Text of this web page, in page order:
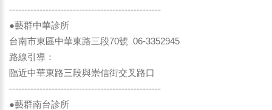
--------------------------------------------------
●藝群中華診所
台南市東區中華東路三段70號 06-3352945
路線引導：
臨近中華東路三段與崇信街交叉路口
--------------------------------------------------
●藝群南台診所